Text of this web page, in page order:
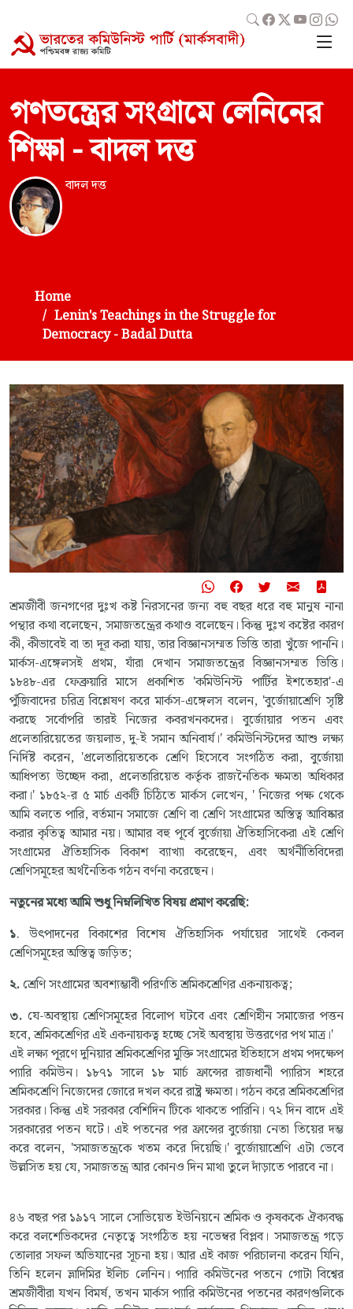
গণতন্ত্রের সংগ্রামে লেনিনের
শিক্ষা - বাদল দত্ত
বাদল দত্ত
Home
Lenin's Teachings in the Struggle for
Democracy - Badal Dutta
শ্রমজীবী জনগণের দুঃখ কষ্ট নিরসনের জন্য বহু বছর ধরে বহু মানুষ নানা
পন্থার কথা বলেছেন, সমাজতন্ত্রের কথাও বলেছেন। কিন্তু দুঃখ কষ্টের কারণ
কী, কীভাবেই বা তা দূর করা যায়, তার বিজ্ঞানসম্মত ভিত্তি তারা খুঁজে পাননি।
মার্কস-এঙ্গেলসই প্রথম, যাঁরা দেখান সমাজতন্ত্রের বিজ্ঞানসম্মত ভিত্তি।
১৮৪৮-এর ফেব্রুয়ারি মাসে প্রকাশিত 'কমিউনিস্ট পার্টির ইশতেহার'-এ
পুঁজিবাদের চরিত্র বিশ্লেষণ করে মার্কস-এঙ্গেলস বলেন, 'বুর্জোয়াশ্রেণি সৃষ্টি
করছে সর্বোপরি তারই নিজের কবরখনকদের। বুর্জোয়ার পতন এবং
প্রলেতারিয়েতের জয়লাভ, দু-ই সমান অনিবার্য।' কমিউনিস্টদের আশু লক্ষ্য
নির্দিষ্ট করেন, 'প্রলেতারিয়েতকে শ্রেণি হিসেবে সংগঠিত করা, বুর্জোয়া
আধিপত্য উচ্ছেদ করা, প্রলেতারিয়েত কর্তৃক রাজনৈতিক ক্ষমতা অধিকার
করা।' ১৮৫২-র ৫ মার্চ একটি চিঠিতে মার্কস লেখেন, ' নিজের পক্ষ থেকে
আমি বলতে পারি, বর্তমান সমাজে শ্রেণি বা শ্রেণি সংগ্রামের অস্তিত্ব আবিষ্কার
করার কৃতিত্ব আমার নয়। আমার বহু পূর্বে বুর্জোয়া ঐতিহাসিকেরা এই শ্রেণি
সংগ্রামের ঐতিহাসিক বিকাশ ব্যাখ্যা করেছেন, এবং অর্থনীতিবিদেরা
শ্রেণিসমূহের অর্থনৈতিক গঠন বর্ণনা করেছেন।
নতুনের মধ্যে আমি শুধু নিম্নলিখিত বিষয় প্রমাণ করেছি:
১. উৎপাদনের বিকাশের বিশেষ ঐতিহাসিক পর্যায়ের সাথেই কেবল
শ্রেণিসমূহের অস্তিত্ব জড়িত;
২. শ্রেণি সংগ্রামের অবশ্যম্ভাবী পরিণতি শ্রমিকশ্রেণির একনায়কত্ব;
৩. যে-অবস্থায় শ্রেণিসমূহের বিলোপ ঘটবে এবং শ্রেণিহীন সমাজের পত্তন
হবে, শ্রমিকশ্রেণির এই একনায়কত্ব হচ্ছে সেই অবস্থায় উত্তরণের পথ মাত্র।'
এই লক্ষ্য পূরণে দুনিয়ার শ্রমিকশ্রেণির মুক্তি সংগ্রামের ইতিহাসে প্রথম পদক্ষেপ
প্যারি কমিউন। ১৮৭১ সালে ১৮ মার্চ ফ্রান্সের রাজধানী প্যারিস শহরে
শ্রমিকশ্রেণি নিজেদের জোরে দখল করে রাষ্ট্র ক্ষমতা। গঠন করে শ্রমিকশ্রেণির
সরকার। কিন্তু এই সরকার বেশিদিন টিকে থাকতে পারিনি। ৭২ দিন বাদে এই
সরকারের পতন ঘটে। এই পতনের পর ফ্রান্সের বুর্জোয়া নেতা তিয়ের দম্ভ
করে বলেন, 'সমাজতন্ত্রকে খতম করে দিয়েছি।' বুর্জোয়াশ্রেণি এটা ভেবে
উল্লসিত হয় যে, সমাজতন্ত্র আর কোনও দিন মাথা তুলে দাঁড়াতে পারবে না।
৪৬ বছর পর ১৯১৭ সালে সোভিয়েত ইউনিয়নে শ্রমিক ও কৃষককে ঐক্যবদ্ধ
করে বলশেভিকদের নেতৃত্বে সংগঠিত হয় নভেম্বর বিপ্লব। সমাজতন্ত্র গড়ে
তোলার সফল অভিযানের সূচনা হয়। আর এই কাজ পরিচালনা করেন যিনি,
তিনি হলেন ভ্লাদিমির ইলিচ লেনিন। প্যারি কমিউনের পতনে গোটা বিশ্বের
শ্রমজীবীরা যখন বিমর্ষ, তখন মার্কস প্যারি কমিউনের পতনের কারণগুলিকে